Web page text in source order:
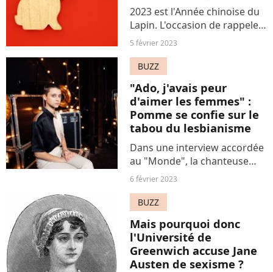
2023 est l'Année chinoise du
Lapin. L'occasion de rappeler
que cet animal tout doux fait
exploitées au monde.
L'association de défense des
animaux, PETA...
5 février 2023
BUZZ
"Ado, j'avais peur
d'aimer les femmes" :
Pomme se confie sur le
tabou du lesbianisme
Dans une interview accordée
au "Monde", la chanteuse
Pomme est revenue sur son
entre homophobie ambiante,
tabous et peur de se dire
lesbienne. Une parole
sensible.
6 février 2023
BUZZ
Mais pourquoi donc
l'Université de
Greenwich accuse Jane
Austen de sexisme ?